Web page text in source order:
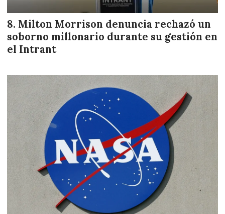
Milton Morrison denuncia rechazó un
soborno millonario durante su gestión en
el Intrant